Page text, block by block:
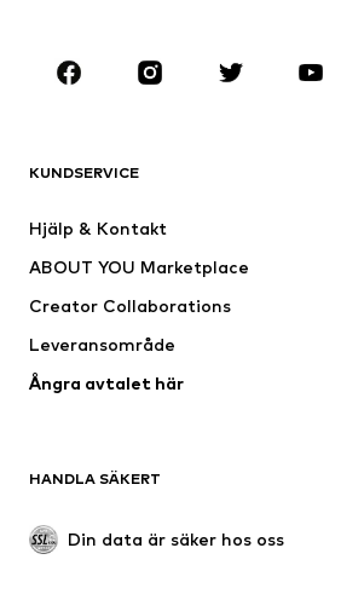
KLÄDER
Jackor
Underkläder
Kostymer & kavajer
Badkläder
Tillfällen
Upcycling
Nytt
Boots & stövlar
Lågskor
KUNDSERVICE
Hjälp & Kontakt
ABOUT YOU Marketplace
Creator Collaborations
Leveransområde
Ångra avtalet här
HANDLA SÄKERT
Din data är säker hos oss